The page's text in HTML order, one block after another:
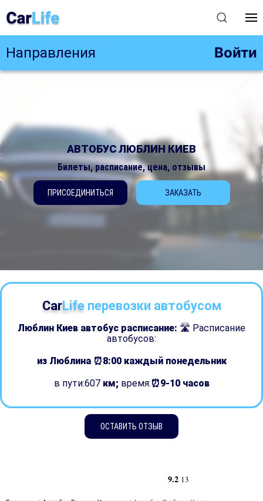
Направления Войти
АВТОБУС ЛЮБЛИН КИЕВ
Билеты, расписание, цена, отзывы
ПРИСОЕДИНИТЬСЯ ЗАКАЗАТЬ
CarLifeперевозки автобусом
Люблин Киев автобус расписание: 🛣 Расписание
автобусов:
из Люблина ⏰8:00 каждый понедельник
в пути:607км; время:⏰9-10 часов
ОСТАВИТЬ ОТЗЫВ
9.2 13